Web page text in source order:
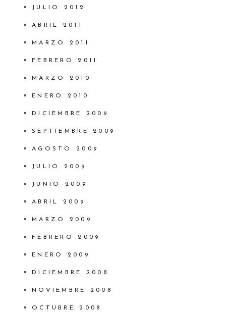
JULIO 2012
ABRIL 2011
MARZO 2011
FEBRERO 2011
MARZO 2010
ENERO 2010
DICIEMBRE 2009
SEPTIEMBRE 2009
AGOSTO 2009
JULIO 2009
JUNIO 2009
ABRIL 2009
MARZO 2009
FEBRERO 2009
ENERO 2009
DICIEMBRE 2008
NOVIEMBRE 2008
OCTUBRE 2008